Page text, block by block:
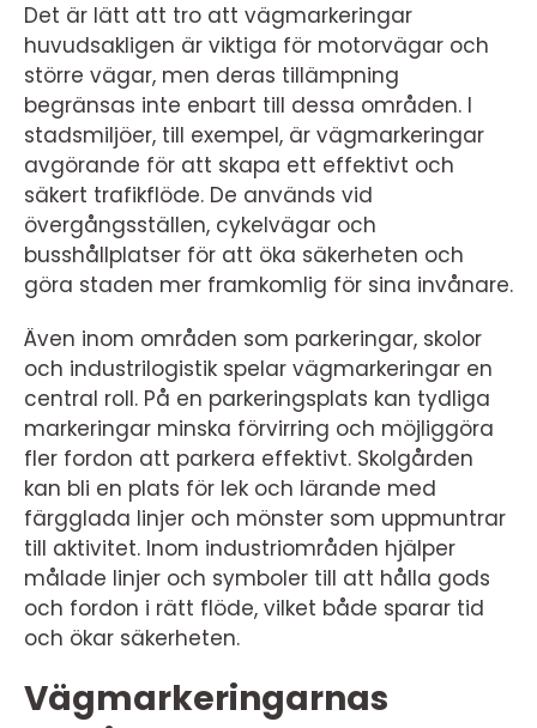
Det är lätt att tro att vägmarkeringar
huvudsakligen är viktiga för motorvägar och
större vägar, men deras tillämpning
begränsas inte enbart till dessa områden. I
stadsmiljöer, till exempel, är vägmarkeringar
avgörande för att skapa ett effektivt och
säkert trafikflöde. De används vid
övergångsställen, cykelvägar och
busshållplatser för att öka säkerheten och
göra staden mer framkomlig för sina invånare.
Även inom områden som parkeringar, skolor
och industrilogistik spelar vägmarkeringar en
central roll. På en parkeringsplats kan tydliga
markeringar minska förvirring och möjliggöra
fler fordon att parkera effektivt. Skolgården
kan bli en plats för lek och lärande med
färgglada linjer och mönster som uppmuntrar
till aktivitet. Inom industriområden hjälper
målade linjer och symboler till att hålla gods
och fordon i rätt flöde, vilket både sparar tid
och ökar säkerheten.
Vägmarkeringarnas